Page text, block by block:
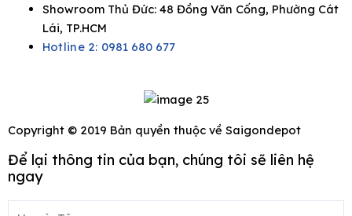
Showroom Thủ Đức: 48 Đồng Văn Cống, Phường Cát
Lái, TP.HCM
Hotline 2: 0981 680 677
Copyright © 2019 Bản quyền thuộc về Saigondepot
Để lại thông tin của bạn, chúng tôi sẽ liên hệ
ngay